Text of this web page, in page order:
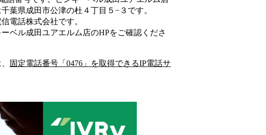
葉県成田市公津の杜４丁目５−３ です。
電話株式会社です。
ーベル成田ユアエルム店のHPをご確認くださ
固定電話番号「 0476 」を取得できるIP電話サ